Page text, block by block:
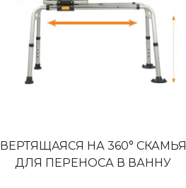
ВЕРТЯЩАЯСЯ НА 360° СКАМЬЯ
ДЛЯ ПЕРЕНОСА В ВАННУ